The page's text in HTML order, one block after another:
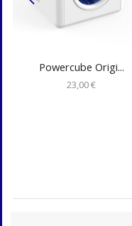
Powercube Origi...
23,00€